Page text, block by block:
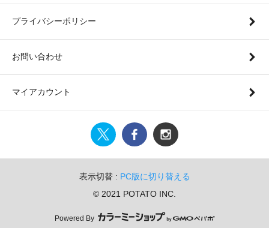
プライバシーポリシー
お問い合わせ
マイアカウント
表示切替 : PC版に切り替える
© 2021 POTATO INC.
Powered By